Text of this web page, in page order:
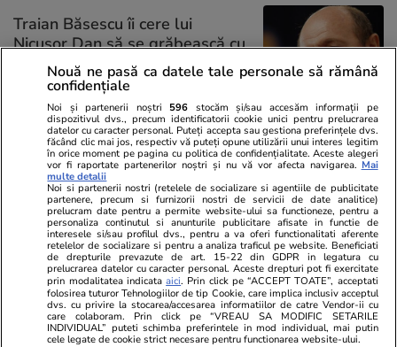
Traian Băsescu îi cere lui
Nicușor Dan să se grăbească cu
a doua desemnare de premier
și spune că „nu-l obligă nimeni”
să declanșeze alegeri anticipate
Analiză
Politică 22 iul.
Fostul președinte al CCR,
Augustin Zegrean, după ce
Justiția a decis suspendarea
inițierii Legii salarizării
bugetarilor: „Nu-i treaba
Justiției să se amestece în
legiferare”
Nouă ne pasă ca datele tale personale să rămână
confidențiale
Noi și partenerii noștri 596 stocăm și/sau accesăm informații pe
dispozitivul dvs., precum identificatorii cookie unici pentru prelucrarea
datelor cu caracter personal. Puteți accepta sau gestiona preferințele dvs.
făcând clic mai jos, respectiv vă puteți opune utilizării unui interes legitim
în orice moment pe pagina cu politica de confidențialitate. Aceste alegeri
vor fi raportate partenerilor noștri și nu vă vor afecta navigarea. Mai
multe detalii
Noi si partenerii nostri (retelele de socializare si agentiile de publicitate
partenere, precum si furnizorii nostri de servicii de date analitice)
prelucram date pentru a permite website-ului sa functioneze, pentru a
personaliza continutul si anunturile publicitare afisate in functie de
interesele si/sau profilul dvs., pentru a va oferi functionalitati aferente
retelelor de socializare si pentru a analiza traficul pe website. Beneficiati
de drepturile prevazute de art. 15-22 din GDPR in legatura cu
prelucrarea datelor cu caracter personal. Aceste drepturi pot fi exercitate
prin modalitatea indicataaici. Prin click pe “ACCEPT TOATE”, acceptati
folosirea tuturor Tehnologiilor de tip Cookie, care implica inclusiv acceptul
dvs. cu privire la stocarea/accesarea informatiilor de catre Vendor-ii cu
care colaboram. Prin click pe “VREAU SA MODIFIC SETARILE
INDIVIDUAL” puteti schimba preferintele in mod individual, mai putin
cele legate de cookie strict necesare pentru functionarea website-ului.